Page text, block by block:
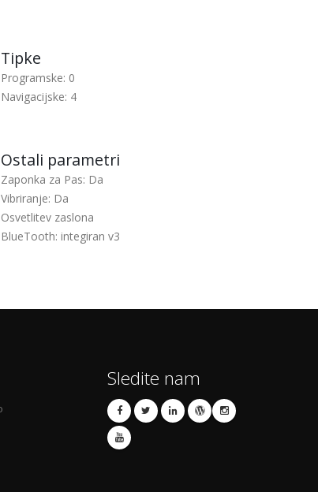
Tipke
Programske: 0
Navigacijske: 4
Ostali parametri
Zaponka za Pas: Da
Vibriranje: Da
Osvetlitev zaslona
BlueTooth: integiran v3
Sledite nam